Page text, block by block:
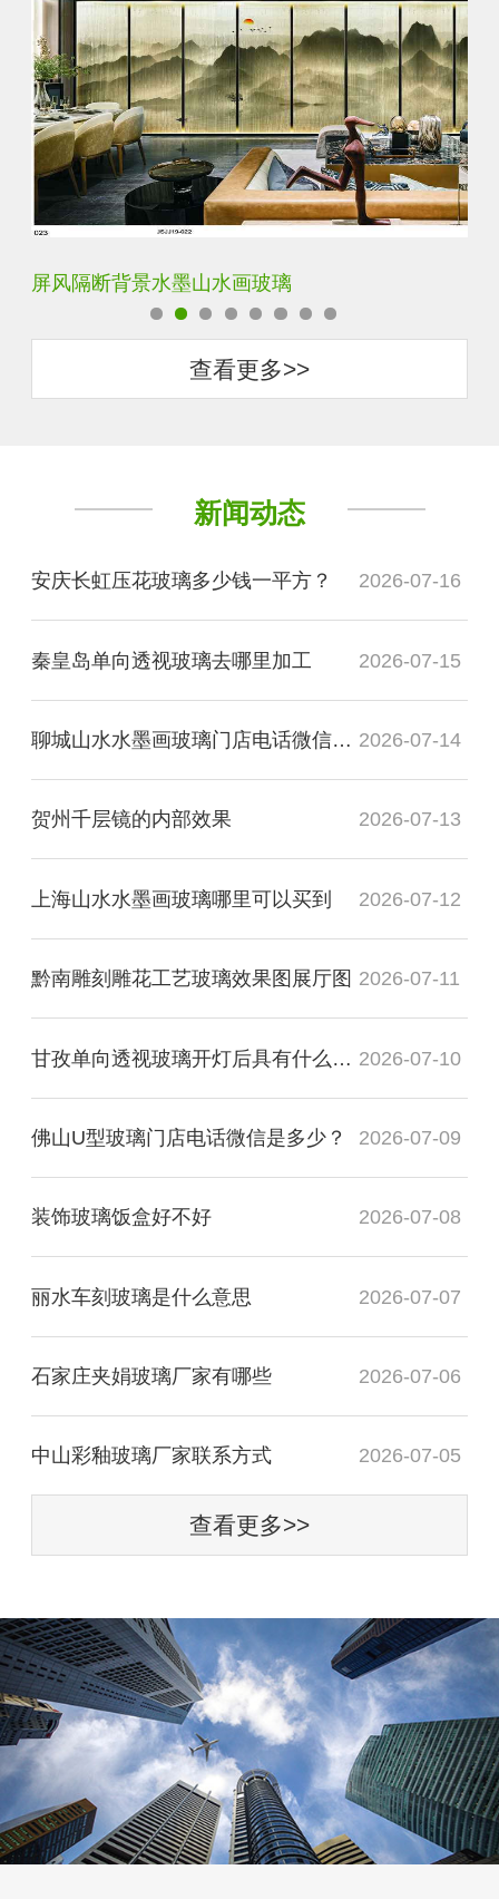
屏风隔断背景水墨山水画玻璃
查看更多>>
新闻动态
安庆长虹压花玻璃多少钱一平方？ 2026-07-16
秦皇岛单向透视玻璃去哪里加工 2026-07-15
聊城山水水墨画玻璃门店电话微信是多少？ 2026-07-14
贺州千层镜的内部效果 2026-07-13
上海山水水墨画玻璃哪里可以买到 2026-07-12
黔南雕刻雕花工艺玻璃效果图展厅图 2026-07-11
甘孜单向透视玻璃开灯后具有什么透视性 2026-07-10
佛山U型玻璃门店电话微信是多少？ 2026-07-09
装饰玻璃饭盒好不好 2026-07-08
丽水车刻玻璃是什么意思 2026-07-07
石家庄夹娟玻璃厂家有哪些 2026-07-06
中山彩釉玻璃厂家联系方式 2026-07-05
查看更多>>